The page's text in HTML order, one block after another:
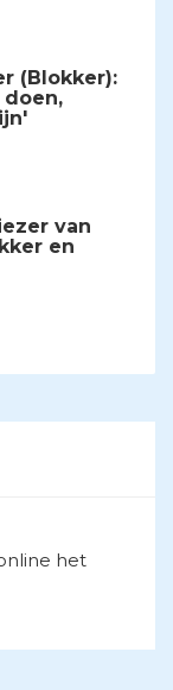
(Blokker):
doen,
van
en
het